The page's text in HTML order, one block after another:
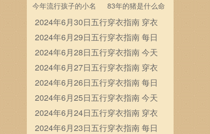
今年流行孩子的小名 83年的猪是什么命
2024年6月30日五行穿衣指南 穿衣
五行色搭配
2024年6月29日五行穿衣指南 每日
穿衣五行颜色运势
2024年6月28日五行穿衣指南 今天
穿衣颜色是什么查询
2024年6月27日五行穿衣指南 穿衣
五行色搭配
2024年6月26日五行穿衣指南 每日
穿衣五行颜色运势
2024年6月25日五行穿衣指南 今天
穿衣颜色是什么查询
2024年6月24日五行穿衣指南 穿衣
五行色搭配
2024年6月23日五行穿衣指南 每日